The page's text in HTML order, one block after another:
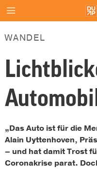
WANDEL
„Das Auto ist für die
Alain Uyttenhoven,
– und hat damit Trost
Coronakrise parat.